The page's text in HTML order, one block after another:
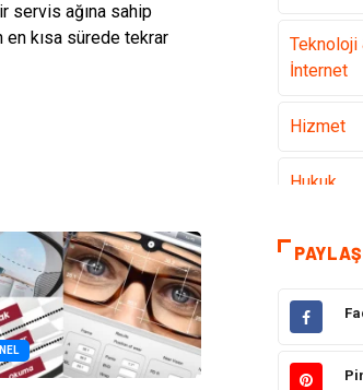
servis ağına sahip
en kısa sürede tekrar
Teknoloji
İnternet
Hizmet
Hukuk
Otomotiv
PAYLAŞ